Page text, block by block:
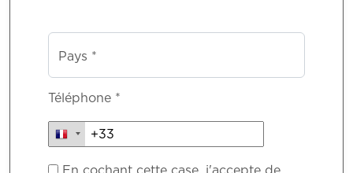
Pays *
Téléphone *